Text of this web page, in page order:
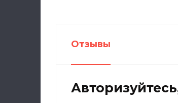
Отзывы